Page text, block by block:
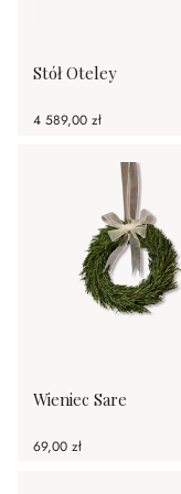
Stół Oteley
4 589,00 zł
Wieniec Sare
69,00 zł